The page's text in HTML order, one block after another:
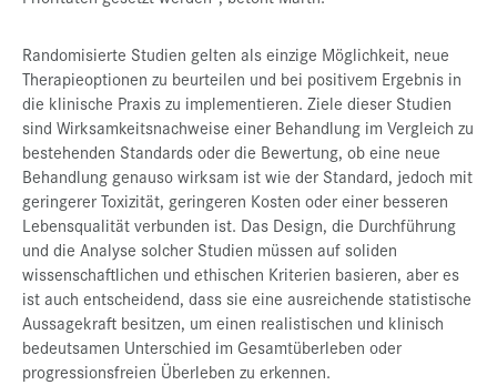
Randomisierte Studien gelten als einzige Möglichkeit, neue
Therapieoptionen zu beurteilen und bei positivem Ergebnis in
die klinische Praxis zu implementieren. Ziele dieser Studien
sind Wirksamkeitsnachweise einer Behandlung im Vergleich zu
bestehenden Standards oder die Bewertung, ob eine neue
Behandlung genauso wirksam ist wie der Standard, jedoch mit
geringerer Toxizität, geringeren Kosten oder einer besseren
Lebensqualität verbunden ist. Das Design, die Durchführung
und die Analyse solcher Studien müssen auf soliden
wissenschaftlichen und ethischen Kriterien basieren, aber es
ist auch entscheidend, dass sie eine ausreichende statistische
Aussagekraft besitzen, um einen realistischen und klinisch
bedeutsamen Unterschied im Gesamtüberleben oder
progressionsfreien Überleben zu erkennen.